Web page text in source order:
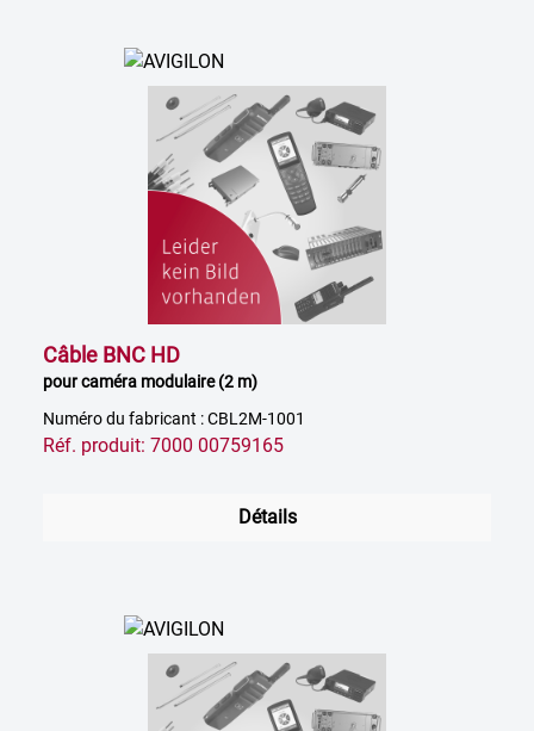
Câble BNC HD
pour caméra modulaire (2 m)
Numéro du fabricant : CBL2M-1001
Réf. produit: 7000 00759165
Détails